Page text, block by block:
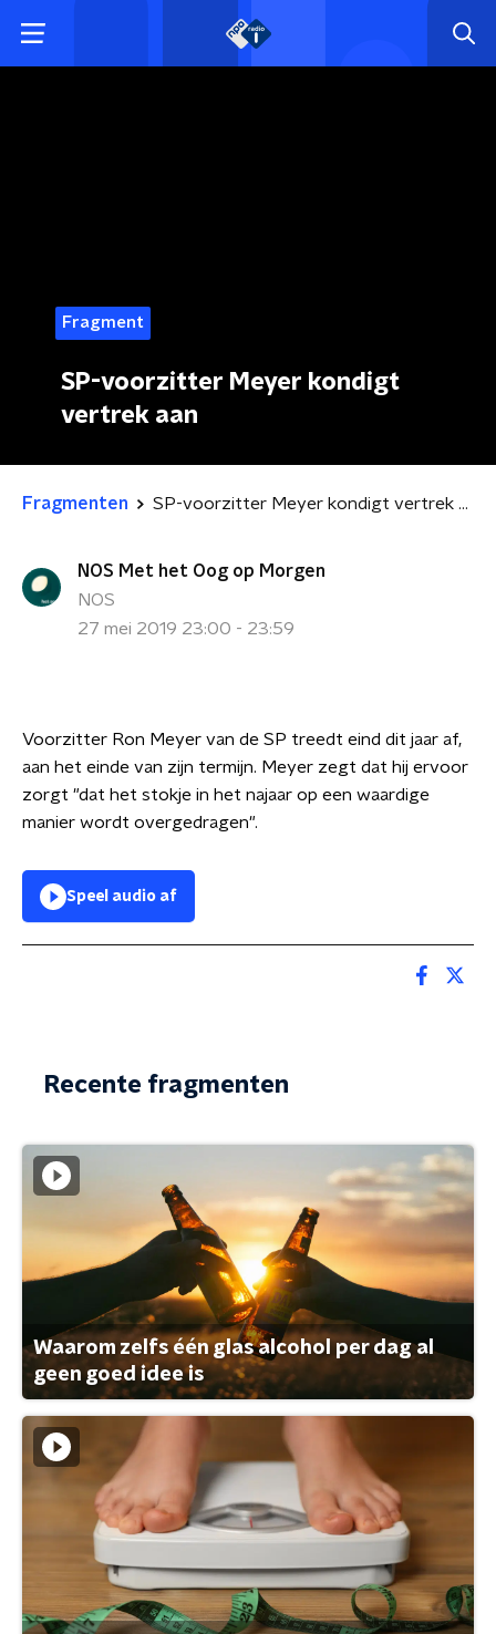
Fragment
SP-voorzitter Meyer kondigt
vertrek aan
Fragmenten SP-voorzitter Meyer kondigt vertrek aan
NOS Met het Oog op Morgen
NOS
27 mei 2019 23:00 - 23:59
Voorzitter Ron Meyer van de SP treedt eind dit jaar af,
aan het einde van zijn termijn. Meyer zegt dat hij ervoor
zorgt "dat het stokje in het najaar op een waardige
manier wordt overgedragen".
Speel audio af
Recente fragmenten
Waarom zelfs één glas alcohol per dag al
geen goed idee is